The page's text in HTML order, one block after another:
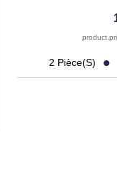
2 Pièce(s)